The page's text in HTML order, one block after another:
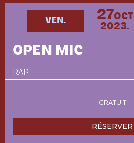
VEN. 27OCT
2023.
OPEN MIC
RAP
GRATUIT
RÉSERVER